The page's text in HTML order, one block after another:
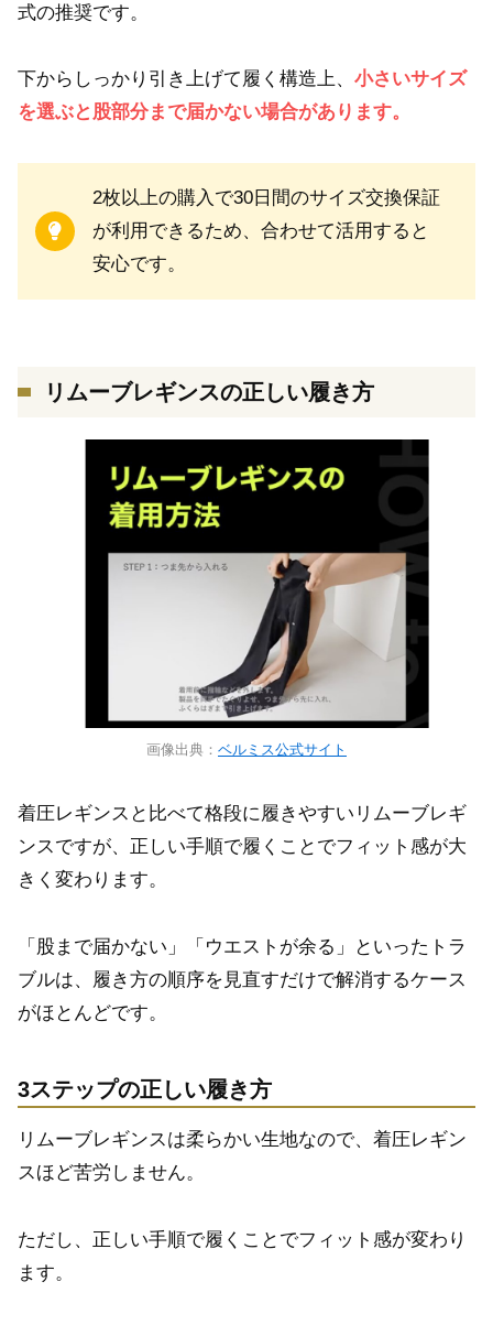
式の推奨です。
下からしっかり引き上げて履く構造上、 小さいサイズ
を選ぶと股部分まで届かない場合があります。
2枚以上の購入で30日間のサイズ交換保証
が利用できるため、合わせて活用すると
安心です。
リムーブレギンスの正しい履き方
画像出典： ベルミス公式サイト
着圧レギンスと比べて格段に履きやすいリムーブレギ
ンスですが、正しい手順で履くことでフィット感が大
きく変わります。
「股まで届かない」「ウエストが余る」といったトラ
ブルは、履き方の順序を見直すだけで解消するケース
がほとんどです。
3ステップの正しい履き方
リムーブレギンスは柔らかい生地なので、着圧レギン
スほど苦労しません。
ただし、正しい手順で履くことでフィット感が変わり
ます。